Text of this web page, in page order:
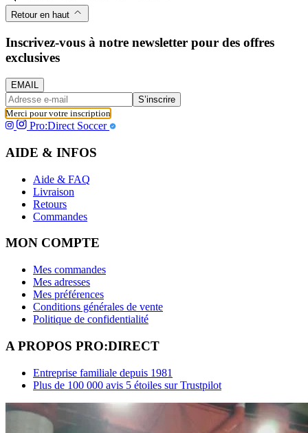
Retour en haut
Inscrivez-vous à notre newsletter pour des offres
exclusives
EMAIL
S’inscrire
Merci pour votre inscription
Pro:Direct Soccer
AIDE & INFOS
Aide & FAQ
Livraison
Retours
Commandes
MON COMPTE
Mes commandes
Mes adresses
Mes préférences
Conditions générales de vente
Politique de confidentialité
A PROPOS PRO:DIRECT
Entreprise familiale depuis 1981
Plus de 100 000 avis 5 étoiles sur Trustpilot